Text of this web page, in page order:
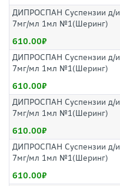
ДИПРОСПАН Суспензии д/и
7мг/мл 1мл №1(Шеринг)
610.00
ДИПРОСПАН Суспензии д/и
7мг/мл 1мл №1(Шеринг)
610.00
ДИПРОСПАН Суспензии д/и
7мг/мл 1мл №1(Шеринг)
610.00
ДИПРОСПАН Суспензии д/и
7мг/мл 1мл №1(Шеринг)
610.00